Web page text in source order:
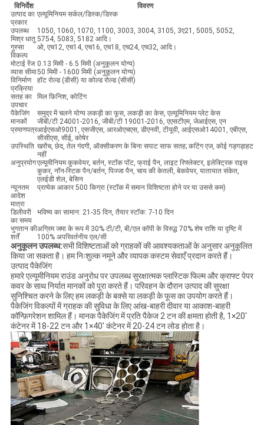
विनिर्देश
विवरण
उत्पाद का
प्रकार
एल्यूमिनियम सर्कल/डिस्क/डिस्क
उपलब्ध
मिश्र धातु
1050, 1060, 1070, 1100, 3003, 3004, 3105, 3ए21, 5005, 5052,
5754, 5083, 5182 आदि।
गुस्सा
विकल्प
ओ, एच12, एच14, एच16, एच18, एच24, एच32, आदि।
मोटाई रेंज 0.13 मिमी - 6.5 मिमी (अनुकूलन योग्य)
व्यास सीमा50 मिमी - 1600 मिमी (अनुकूलन योग्य)
विनिर्माण
प्रक्रिया
हॉट रोल्ड (डीसी) या कोल्ड रोल्ड (सीसी)
सतह का
उपचार
मिल फ़िनिश, कोटिंग
पैकेजिंग
समुद्र में चलने योग्य लकड़ी का फूस, लकड़ी का केस, एल्यूमिनियम प्लेट केस
मानकों
जीबी/टी 24001-2016, जीबी/टी 19001-2016, एएसटीएम, जेआईएस, एन
प्रमाणपत्रआईएसओ9001, एसजीएस, आरओएचएस, डीएनवी, टीयूवी, आईएसओ14001, एबीएस,
सीसीएस, सीई, कोषेर
उपस्थिति खरोंच, छेद, तेल गंदगी, ऑक्सीकरण के बिना सपाट साफ सतह; कटिंग एज, कोई गड़गड़ाहट
नहीं
अनुप्रयोगएल्यूमीनियम कुकवेयर, बर्तन, स्टॉक पॉट, फ्राई पैन, लाइट रिफ्लेक्टर, इलेक्ट्रिक राइस
कुकर, नॉन-स्टिक पैन/बर्तन, पिज्जा पैन, चाय की केतली, बेकवेयर, यातायात संकेत,
एलईडी शेल, बेसिन
न्यूनतम
आदेश
मात्रा
प्रत्येक आकार 500 किग्रा (स्टॉक में समान विशिष्टता होने पर या उससे कम)
डिलीवरी
का समय
भविष्य का सामान: 21-35 दिन, तैयार स्टॉक: 7-10 दिन
भुगतान की
शर्तें
अग्रिम जमा के रूप में 30% टी/टी, बी/एल कॉपी के विरुद्ध 70% शेष राशि या दृष्टि में
100% अपरिवर्तनीय एल/सी
अनुकूलन उपलब्ध:सभी विशिष्टताओं को ग्राहकों की आवश्यकताओं के अनुसार अनुकूलित
किया जा सकता है। हम निःशुल्क नमूने और व्यापक कस्टम सेवाएँ प्रदान करते हैं।
उत्पाद पैकेजिंग
हमारे एल्यूमीनियम राउंड अनुरोध पर उपलब्ध सुरक्षात्मक प्लास्टिक फिल्म और क्राफ्ट पेपर
कवर के साथ निर्यात मानकों को पूरा करते हैं। परिवहन के दौरान उत्पाद की सुरक्षा
सुनिश्चित करने के लिए हम लकड़ी के बक्से या लकड़ी के फूस का उपयोग करते हैं।
पैकेजिंग विकल्पों में ग्राहक की सुविधा के लिए आंख-बाहरी दीवार या आकाश-बाहरी
कॉन्फ़िगरेशन शामिल हैं। मानक पैकेजिंग में प्रति पैकेज 2 टन की क्षमता होती है, 1×20'
कंटेनर में 18-22 टन और 1×40' कंटेनर में 20-24 टन लोड होता है।